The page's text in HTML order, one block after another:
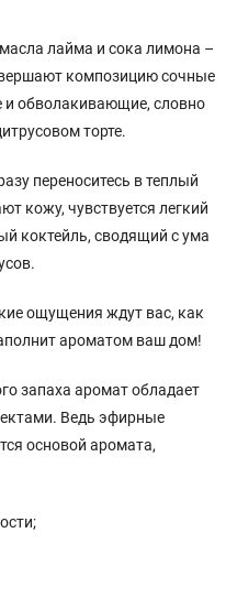
лайма и сока лимона –
композицию сочные
и обволакивающие, словно
торте.
переноситесь в теплый
кожу, чувствуется легкий
коктейль, сводящий с ума
ощущения ждут вас, как
ароматом ваш дом!
запаха аромат обладает
Ведь эфирные
основой аромата,